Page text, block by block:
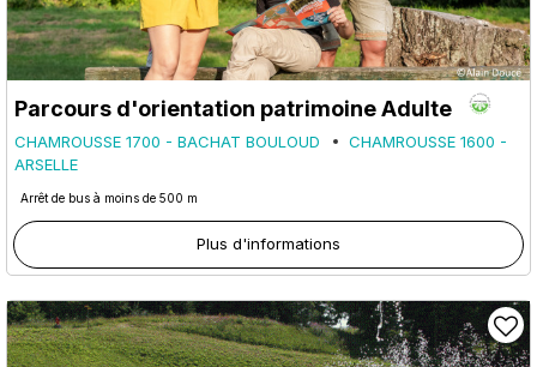
Parcours d'orientation patrimoine Adulte
CHAMROUSSE 1700 - BACHAT BOULOUD
CHAMROUSSE 1600 -
ARSELLE
Arrêt de bus à moins de 500 m
Plus d'informations